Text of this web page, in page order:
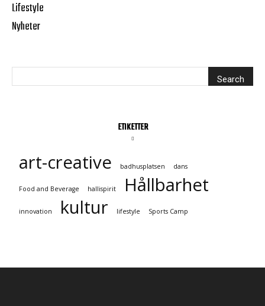
Lifestyle
Nyheter
ETIKETTER
art-creative badhusplatsen dans
Food and Beverage hallispirit Hållbarhet
innovation kultur lifestyle Sports Camp